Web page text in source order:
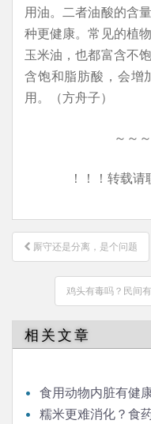
用油。二者油酸的含
种更健康。常见的植
玉米油，也都富含不
含饱和脂肪酸，会增
用。（方舟子）
～～
！！！转载
文
章
厮守还是分离，是个问题
鸡头有毒吗？民间
相关文章
食用动物内脏有健
糯米更难消化？食